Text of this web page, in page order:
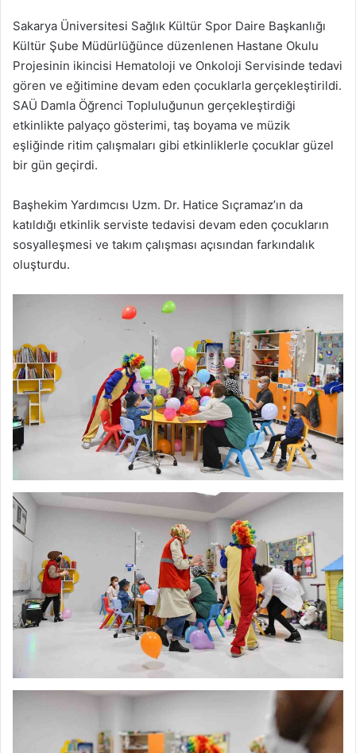
Sakarya Üniversitesi Sağlık Kültür Spor Daire Başkanlığı
Kültür Şube Müdürlüğünce düzenlenen Hastane Okulu
Projesinin ikincisi Hematoloji ve Onkoloji Servisinde tedavi
gören ve eğitimine devam eden çocuklarla gerçekleştirildi.
SAÜ Damla Öğrenci Topluluğunun gerçekleştirdiği
etkinlikte palyaço gösterimi, taş boyama ve müzik
eşliğinde ritim çalışmaları gibi etkinliklerle çocuklar güzel
bir gün geçirdi.
Başhekim Yardımcısı Uzm. Dr. Hatice Sıçramaz’ın da
katıldığı etkinlik serviste tedavisi devam eden çocukların
sosyalleşmesi ve takım çalışması açısından farkındalık
oluşturdu.